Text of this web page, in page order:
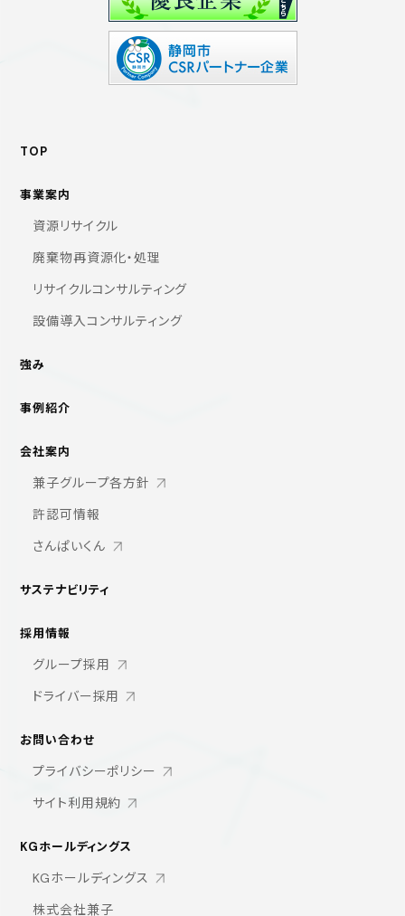
TOP
事業案内
資源リサイクル
廃棄物再資源化・処理
リサイクルコンサルティング
設備導入コンサルティング
強み
事例紹介
会社案内
兼子グループ各方針
許認可情報
さんぱいくん
サステナビリティ
採用情報
グループ採用
ドライバー採用
お問い合わせ
プライバシーポリシー
サイト利用規約
KGホールディングス
KGホールディングス
株式会社兼子